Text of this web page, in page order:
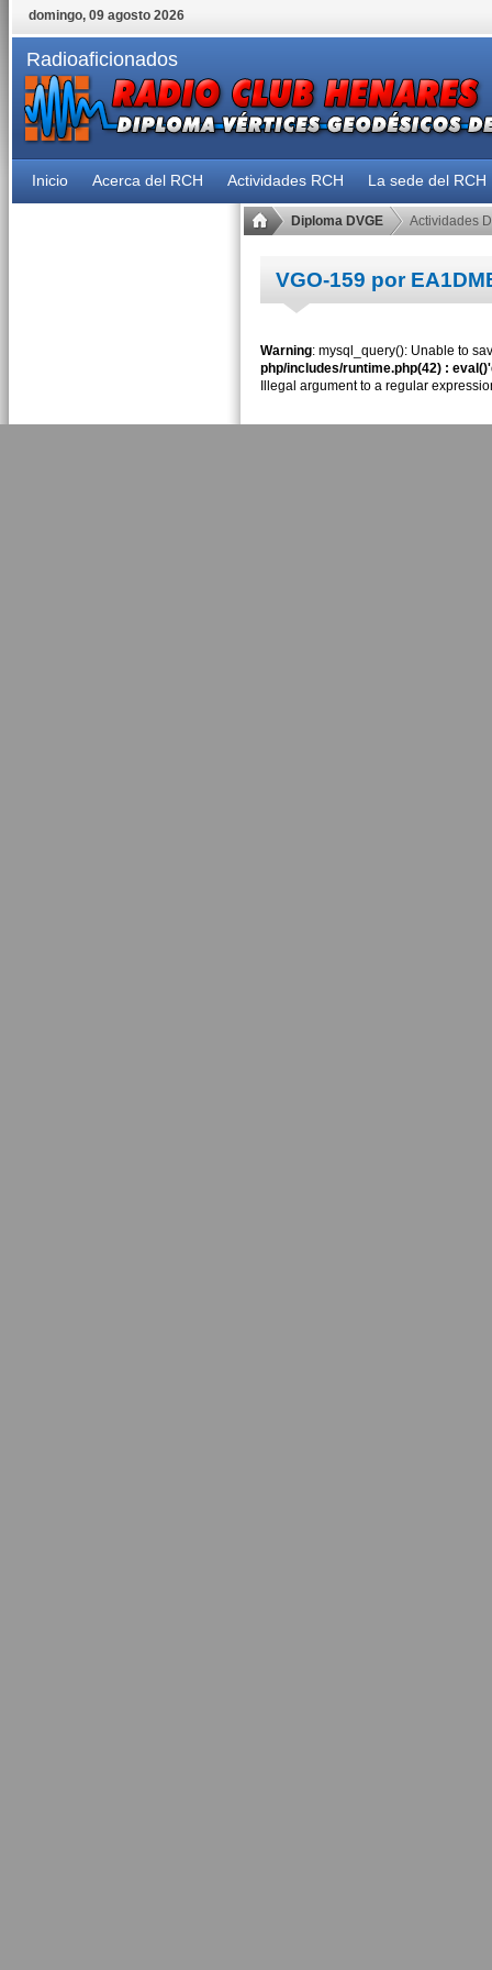
domingo, 09 agosto 2026
Radioaficionados
Inicio Acerca del RCH Actividades RCH La sede del RCH
Diploma DVGE Actividades
VGO-159 por
Warning: mysql_query(): Unable to
php/includes/runtime.php(42) :
Illegal argument to a regular